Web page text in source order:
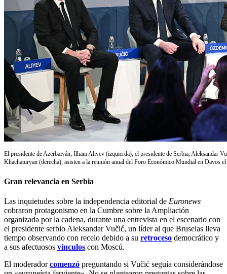
El presidente de Azerbaiyán, Ilham Aliyev (izquierda), el presidente de Serbia, Aleksandar
Khachaturyan (derecha), asisten a la reunión anual del Foro Económico Mundial en Davos
Gran relevancia en Serbia
Las inquietudes sobre la independencia editorial de Euronews
cobraron protagonismo en la Cumbre sobre la Ampliación
organizada por la cadena, durante una entrevista en el escenario con
el presidente serbio Aleksandar Vučić, un líder al que Bruselas lleva
tiempo observando con recelo debido a su retroceso democrático y
a sus afectuosos vínculos con Moscú.
El moderadorcomenzó preguntando si Vučić seguía considerándose